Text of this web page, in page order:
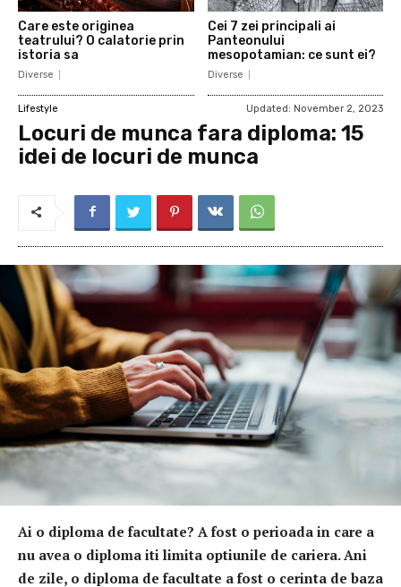
Care este originea
teatrului? O calatorie prin
istoria sa
Diverse
Cei 7 zei principali ai
Panteonului
mesopotamian: ce sunt ei?
Diverse